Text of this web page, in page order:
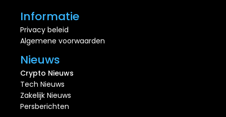
Informatie
Privacy beleid
Algemene voorwaarden
Nieuws
Crypto Nieuws
Tech Nieuws
Zakelijk Nieuws
Persberichten